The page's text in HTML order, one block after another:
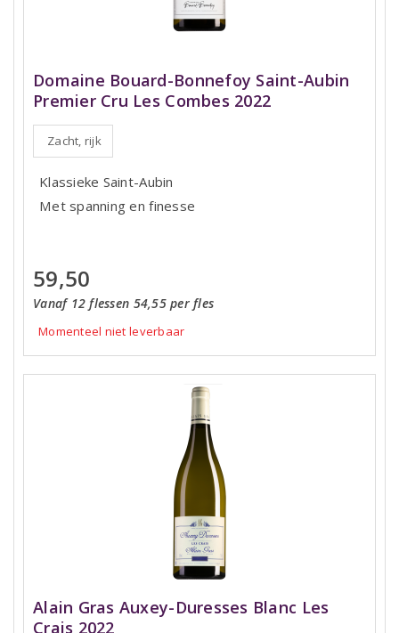
Domaine Bouard-Bonnefoy Saint-Aubin
Premier Cru Les Combes 2022
Zacht, rijk
Klassieke Saint-Aubin
Met spanning en finesse
59,50
Vanaf 12 flessen 54,55 per fles
Momenteel niet leverbaar
Alain Gras Auxey-Duresses Blanc Les
Crais 2022